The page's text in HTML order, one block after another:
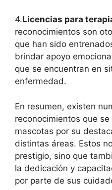
4.Licencias para
reconocimientos son
que han sido
brindar apoyo
que se encuentran en
enfermedad.
En resumen, existen
reconocimientos que
mascotas por su
distintas áreas. Estos
prestigio, sino que
la dedicación y
por parte de sus